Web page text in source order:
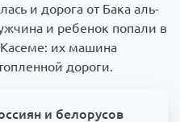
и дорога от Бака аль-
и ребенок попали в
их машина
дороги.
и белорусов